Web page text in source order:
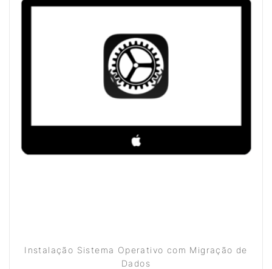
Instalação Sistema Operativo com Migração de
Dados